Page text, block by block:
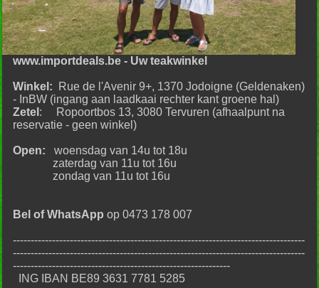
www.importdeals.be - Uw teakwinkel
Winkel: Rue de l'Avenir 9+, 1370 Jodoigne (Geldenaken)
- InBW (ingang aan laadkaai rechter kant groene hal)
Zetel : Ropoortbos 13, 3080 Tervuren (afhaalpunt na
reservatie - geen winkel)
Open: woensdag van 14u tot 18u
zaterdag van 11u tot 16u
zondag van 11u tot 16u
Bel of WhatsApp op 0473 178 007
----------------------------------------------------------------------------------
----------------------------------------------------------------------------------
-------------------------------------------------------------
ING IBAN BE89 3631 7781 5285